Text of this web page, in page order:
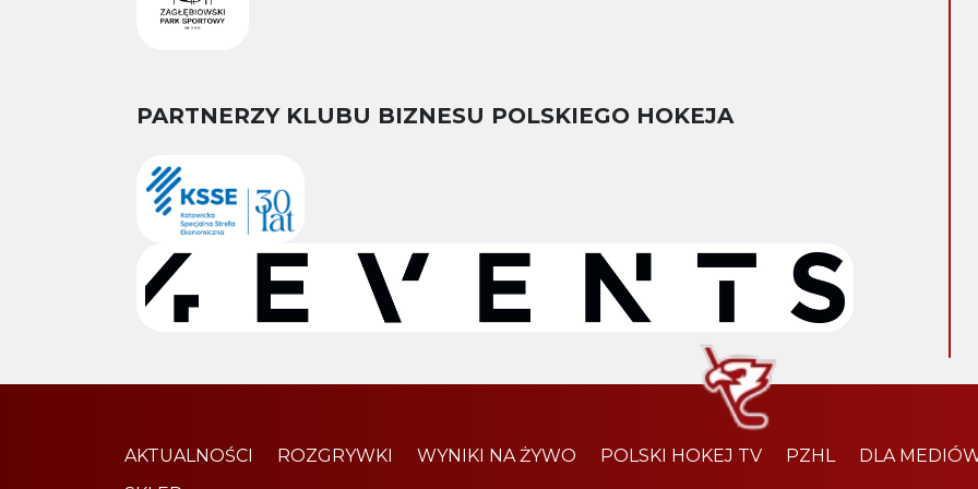
PARTNERZY KLUBU BIZNESU POLSKIEGO HOKEJA
AKTUALNOŚCI ROZGRYWKI WYNIKI NA ŻYWO POLSKI HOKEJ TV PZHL
DLA